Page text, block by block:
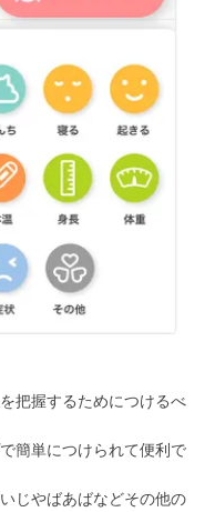
把握するためにつけるべ
簡単につけられて便利で
じやばあばなどその他の